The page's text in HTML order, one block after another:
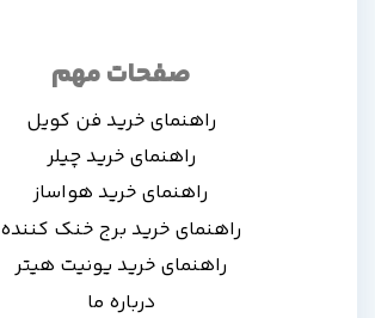
صفحات مهم
راهنمای خرید فن کویل
راهنمای خرید چیلر
راهنمای خرید هواساز
راهنمای خرید برج خنک کننده
راهنمای خرید یونیت هیتر
درباره ما